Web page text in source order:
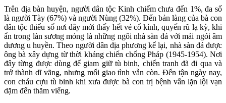
Trên địa bàn huyện, người dân tộc Kinh chiếm chưa đến 1%, đa số
là người Tày (67%) và người Nùng (32%). Đến bản làng của bà con
dân tộc thiểu số nơi đây mới thấy hết vẻ cổ kính, quyến rũ lạ kỳ, khi
ẩn trong làn sương mỏng là những ngôi nhà sàn đá với mái ngói âm
dương u huyền. Theo người dân địa phương kể lại, nhà sàn đá được
ông bà xây dựng từ thời kháng chiến chống Pháp (1945-1954). Nơi
đây từng được dùng để giam giữ tù binh, chiến tranh đã đi qua và
trở thành dĩ vãng, nhưng mối giao tình vẫn còn. Đến tận ngày nay,
con cháu cựu tù binh khi xưa được bà con trị bệnh vẫn lặn lội vạn
dặm đến thăm viếng.